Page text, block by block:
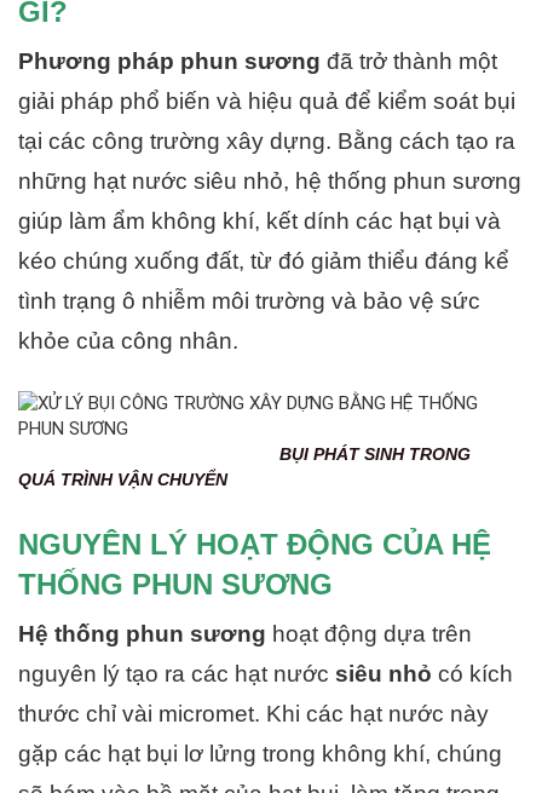
GÌ?
Phương pháp phun sương đã trở thành một
giải pháp phổ biến và hiệu quả để kiểm soát bụi
tại các công trường xây dựng. Bằng cách tạo ra
những hạt nước siêu nhỏ, hệ thống phun sương
giúp làm ẩm không khí, kết dính các hạt bụi và
kéo chúng xuống đất, từ đó giảm thiểu đáng kể
tình trạng ô nhiễm môi trường và bảo vệ sức
khỏe của công nhân.
BỤI PHÁT SINH TRONG
QUÁ TRÌNH VẬN CHUYỂN
NGUYÊN LÝ HOẠT ĐỘNG CỦA HỆ
THỐNG PHUN SƯƠNG
Hệ thống phun sương hoạt động dựa trên
nguyên lý tạo ra các hạt nước siêu nhỏ có kích
thước chỉ vài micromet. Khi các hạt nước này
gặp các hạt bụi lơ lửng trong không khí, chúng